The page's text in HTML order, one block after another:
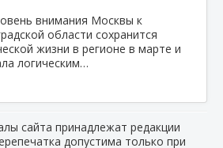
жизни в регионе в марте и
логическим…
сайта принадлежат редакции
допустима только при